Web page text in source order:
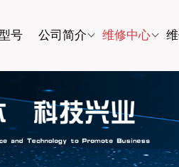
号 公司简介 维修中心